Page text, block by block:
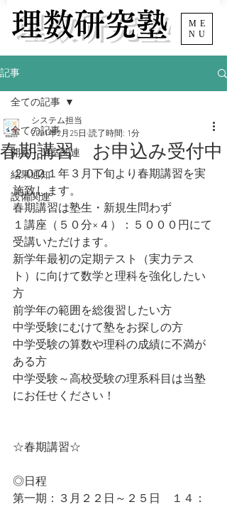
​理数研究塾
ME
NU
記事
全ての記事
開室・閉室関連
結果通知
設備関連
全ての記事
春期講習 お申込み受付中
システム担当
2021年2月25日 読了時間: 1分
２０２１年３月下旬より春期講習を実
施致します。
春期講習は塾生・新規生問わず
１講座（５０分×４）：５０００円にて
受講いただけます。
新学年最初の定期テスト（実力テス
ト）に向けて数学と理科を強化したい
方
前学年の範囲を総復習したい方
中学受験にむけて塾をお探しの方
中学受験の算数や理科の成績に不満が
ある方
中学受験～高校受験の理系科目は当塾
にお任せください！
☆春期講習☆
◎日程
第一期：３月２２日～２５日　１４：